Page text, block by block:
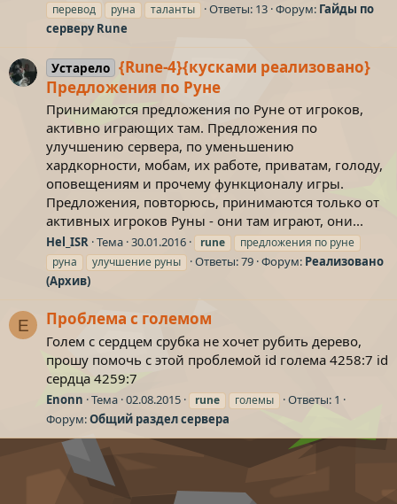
перевод
руна таланты Ответы: 13 Форум: Гайды по
серверу Rune
Устарело {Rune-4}{кусками реализовано}
Предложения по Руне
Принимаются предложения по Руне от игроков,
активно играющих там. Предложения по
улучшению сервера, по уменьшению
хардкорности, мобам, их работе, приватам, голоду,
оповещениям и прочему функционалу игры.
Предложения, повторюсь, принимаются только от
активных игроков Руны - они там играют, они...
Hel_ISR Тема 30.01.2016 rune
предложения по руне
руна
улучшение руны Ответы: 79 Форум: Реализовано
(Архив)
E Проблема с големом
Голем с сердцем срубка не хочет рубить дерево,
прошу помочь с этой проблемой id голема 4258:7 id
сердца 4259:7
Enonn Тема 02.08.2015 rune големы
Ответы: 1
Форум:Общий раздел сервера